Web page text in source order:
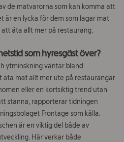
de matvarorna som kan komma att
är en lycka för dem som lagar mat
äta allt mer på restaurang.
som hyresgäst över?
ytminskning väntar bland
mat allt mer ute på restaurangär
eller en kortsiktig trend utan
stanna, rapporterar tidningen
Frontage som källa.
är en viktig del både av
Här verkar både